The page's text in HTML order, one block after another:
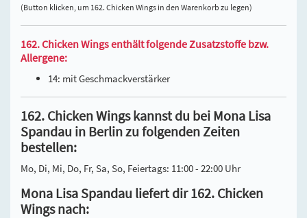
(Button klicken, um 162. Chicken Wings in den Warenkorb zu legen)
162. Chicken Wings enthält folgende Zusatzstoffe bzw.
Allergene:
14: mit Geschmackverstärker
162. Chicken Wings kannst du bei Mona Lisa
Spandau in Berlin zu folgenden Zeiten
bestellen:
Mo, Di, Mi, Do, Fr, Sa, So, Feiertags: 11:00 - 22:00 Uhr
Mona Lisa Spandau liefert dir 162. Chicken
Wings nach: